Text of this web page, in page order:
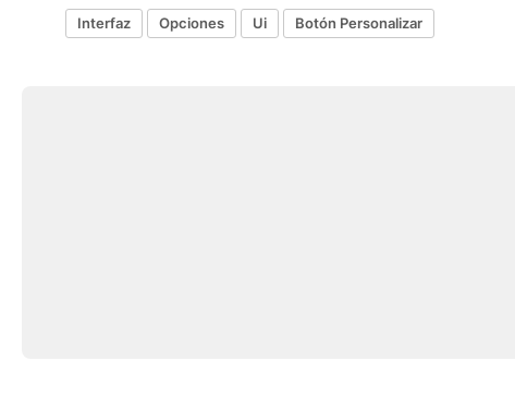
Interfaz Opciones Ui Botón Personalizar